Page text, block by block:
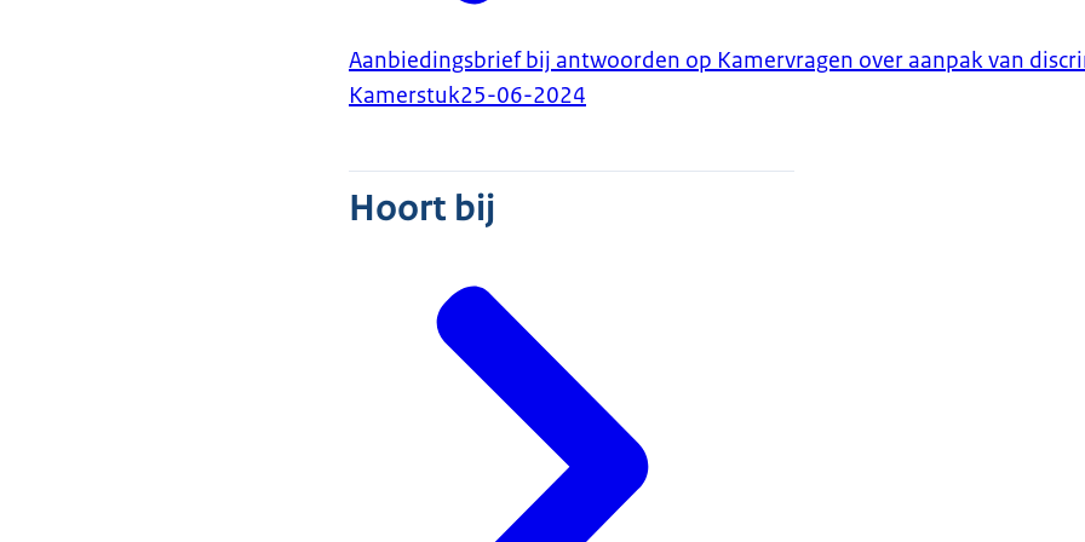
Aanbiedingsbrief bij antwoorden op Kamervragen over aanpak van
Kamerstuk25-06-2024
Hoort bij